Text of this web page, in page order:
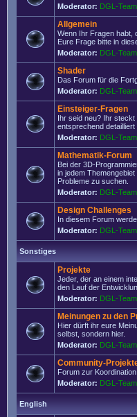
Moderator: DGL-Team
Allgemein
Wenn Ihr Fragen habt,
Eure Frage bitte in
Moderator: DGL-Team
Shader
Das Forum für die
Moderator: DGL-Team
Einsteiger-Fragen
Ihr seid neu? Ihr
entsprechend
Moderator: DGL-Team
Mathematik-Forum
Bei der 3D-
in jedem
Probleme zu suchen.
Moderator: DGL-Team
Design Challenges
In diesem Forum
Moderator: DGL-Team
Sonstiges
Projekte
Jeder, der an einem
den Lauf der
Moderator: DGL-Team
Meinungen zu den
Hier dürft ihr eure
selbst, sondern hier.
Moderator: DGL-Team
Community-
Forum zur
Moderator: DGL-Team
English